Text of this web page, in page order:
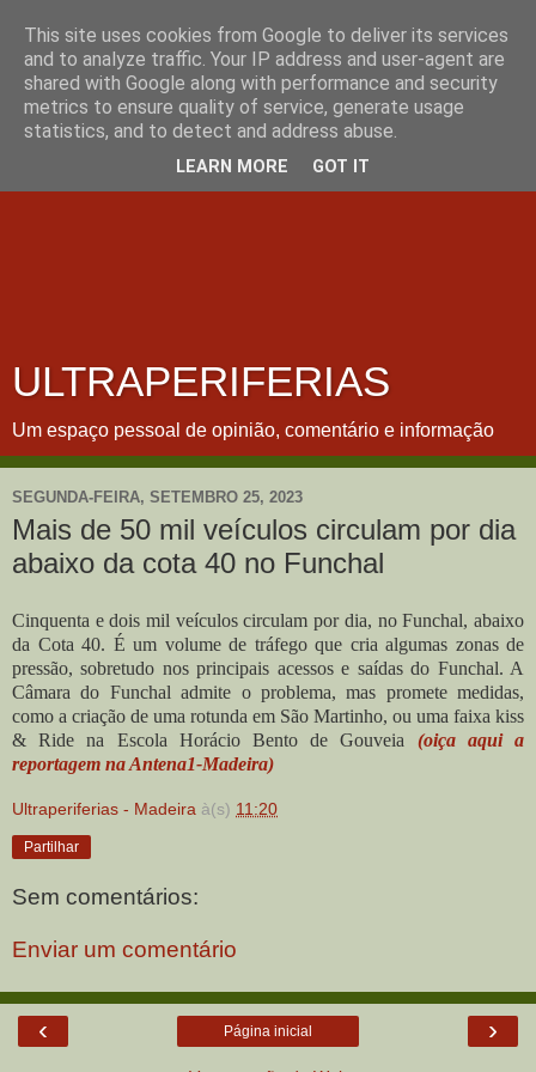
ULTRAPERIFERIAS
Um espaço pessoal de opinião, comentário e informação
SEGUNDA-FEIRA, SETEMBRO 25, 2023
Mais de 50 mil veículos circulam por dia
abaixo da cota 40 no Funchal
Cinquenta e dois mil veículos circulam por dia, no Funchal, abaixo
da Cota 40. É um volume de tráfego que cria algumas zonas de
pressão, sobretudo nos principais acessos e saídas do Funchal. A
Câmara do Funchal admite o problema, mas promete medidas,
como a criação de uma rotunda em São Martinho, ou uma faixa kiss
& Ride na Escola Horácio Bento de Gouveia (oiça aqui a
reportagem na Antena1-Madeira)
Ultraperiferias - Madeira à(s) 11:20
Partilhar
Sem comentários:
Enviar um comentário
‹ ›
Página inicial
This site uses cookies from Google to deliver its services
and to analyze traffic. Your IP address and user-agent are
shared with Google along with performance and security
metrics to ensure quality of service, generate usage
statistics, and to detect and address abuse.
LEARN MORE GOT IT